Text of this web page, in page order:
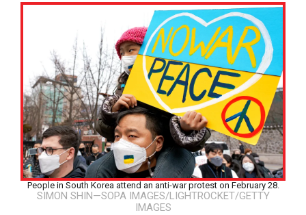
People in South Korea attend an anti-war protest on February 28.
SIMON SHIN—SOPA IMAGES/LIGHTROCKET/GETTY
IMAGES